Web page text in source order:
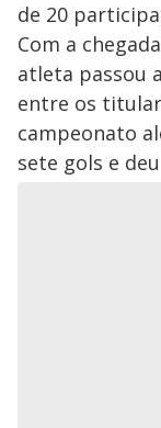
de 20
Com a
atleta passou
entre os
campeonato
sete gols e